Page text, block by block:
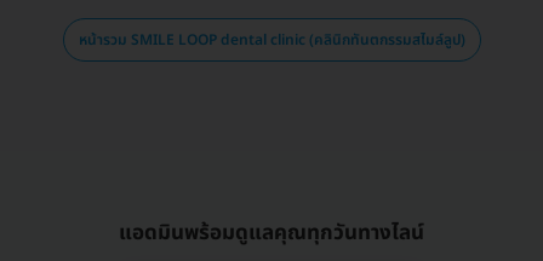
หน้ารวม SMILE LOOP dental clinic (คลินิกทันตกรรมสไมล์ลูป)
แอดมินพร้อมดูแลคุณทุกวันทางไลน์